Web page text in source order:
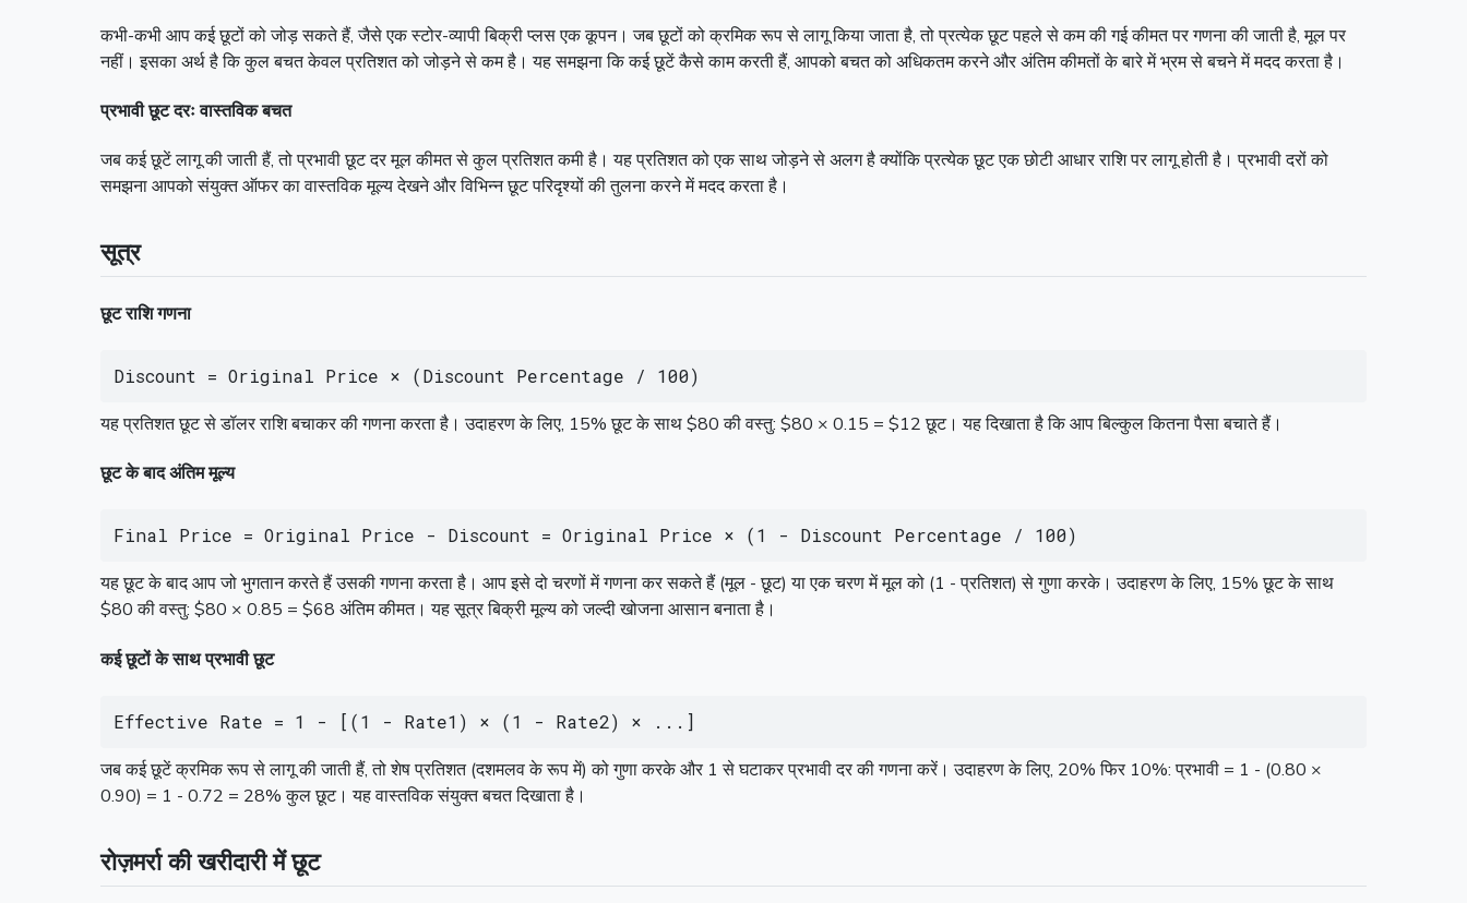
कभी-कभी आप कई छूटों को जोड़ सकते हैं, जैसे एक स्टोर-व्यापी बिक्री प्लस एक कूपन। जब छूटों को क्रमिक रूप से लागू किया जाता है, तो प्रत्येक छूट पहले से कम की गई कीमत पर गणना की जाती है, मूल पर
नहीं। इसका अर्थ है कि कुल बचत केवल प्रतिशत को जोड़ने से कम है। यह समझना कि कई छूटें कैसे काम करती हैं, आपको बचत को अधिकतम करने और अंतिम कीमतों के बारे में भ्रम से बचने में मदद करता है।
प्रभावी छूट दरः वास्तविक बचत
जब कई छूटें लागू की जाती हैं, तो प्रभावी छूट दर मूल कीमत से कुल प्रतिशत कमी है। यह प्रतिशत को एक साथ जोड़ने से अलग है क्योंकि प्रत्येक छूट एक छोटी आधार राशि पर लागू होती है। प्रभावी दरों को
समझना आपको संयुक्त ऑफर का वास्तविक मूल्य देखने और विभिन्न छूट परिदृश्यों की तुलना करने में मदद करता है।
सूत्र
छूट राशि गणना
Discount = Original Price × (Discount Percentage / 100)
यह प्रतिशत छूट से डॉलर राशि बचाकर की गणना करता है। उदाहरण के लिए, 15% छूट के साथ $80 की वस्तु: $80 × 0.15 = $12 छूट। यह दिखाता है कि आप बिल्कुल कितना पैसा बचाते हैं।
छूट के बाद अंतिम मूल्य
Final Price = Original Price - Discount = Original Price × (1 - Discount Percentage / 100)
यह छूट के बाद आप जो भुगतान करते हैं उसकी गणना करता है। आप इसे दो चरणों में गणना कर सकते हैं (मूल - छूट) या एक चरण में मूल को (1 - प्रतिशत) से गुणा करके। उदाहरण के लिए, 15% छूट के साथ
$80 की वस्तु: $80 × 0.85 = $68 अंतिम कीमत। यह सूत्र बिक्री मूल्य को जल्दी खोजना आसान बनाता है।
कई छूटों के साथ प्रभावी छूट
Effective Rate = 1 - [(1 - Rate1) × (1 - Rate2) × ...]
जब कई छूटें क्रमिक रूप से लागू की जाती हैं, तो शेष प्रतिशत (दशमलव के रूप में) को गुणा करके और 1 से घटाकर प्रभावी दर की गणना करें। उदाहरण के लिए, 20% फिर 10%: प्रभावी = 1 - (0.80 ×
0.90) = 1 - 0.72 = 28% कुल छूट। यह वास्तविक संयुक्त बचत दिखाता है।
रोज़मर्रा की खरीदारी में छूट